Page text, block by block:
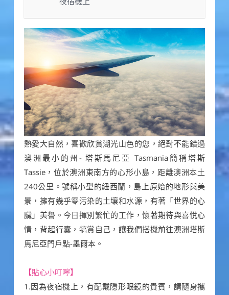
熱愛大自然，喜歡欣賞湖光山色的您，絕對不能錯過
澳洲最小的州- 塔斯馬尼亞 Tasmania簡稱塔斯
Tassie，位於澳洲東南方的心形小島，距離澳洲本土
240公里。號稱小型的紐西蘭，島上原始的地形與美
景，擁有幾乎零污染的土壤和水源，有著「世界的心
臟」美譽。今日揮別繁忙的工作，懷著期待與喜悅心
情，背起行囊，犒賞自己，讓我們搭機前往澳洲塔斯
馬尼亞門戶點-墨爾本。
【貼心小叮嚀】
1.因為夜宿機上，有配戴隱形眼鏡的貴賓，請隨身攜